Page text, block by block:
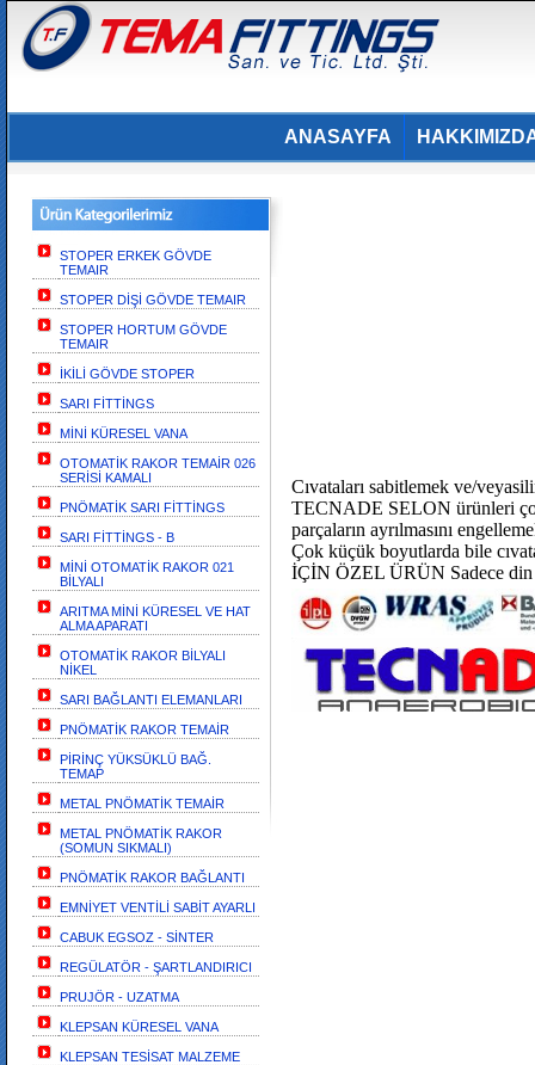
ANASAYFA
STOPER ERKEK GÖVDE
TEMAIR
STOPER DİŞİ GÖVDE TEMAIR
STOPER HORTUM GÖVDE
TEMAIR
İKİLİ GÖVDE STOPER
SARI FİTTİNGS
MİNİ KÜRESEL VANA
OTOMATİK RAKOR TEMAİR 026
SERİSİ KAMALI
PNÖMATİK SARI FİTTİNGS
SARI FİTTİNGS - B
MİNİ OTOMATİK RAKOR 021
BİLYALI
ARITMA MİNİ KÜRESEL VE HAT
ALMA APARATI
OTOMATİK RAKOR BİLYALI
NİKEL
SARI BAĞLANTI ELEMANLARI
PNÖMATİK RAKOR TEMAİR
PİRİNÇ YÜKSÜKLÜ BAĞ.
TEMAP
METAL PNÖMATİK TEMAİR
METAL PNÖMATİK RAKOR
(SOMUN SIKMALI)
PNÖMATİK RAKOR BAĞLANTI
EMNİYET VENTİLİ SABİT AYARLI
CABUK EGSOZ - SİNTER
REGÜLATÖR - ŞARTLANDIRICI
PRUJÖR - UZATMA
KLEPSAN KÜRESEL VANA
KLEPSAN TESİSAT MALZEME
Cıvataları sabitlemek ve/
TECNADE SELON ürünleri
parçaların ayrılmasını
Çok küçük boyutlarda bile
İÇİN ÖZEL ÜRÜN Sadece din